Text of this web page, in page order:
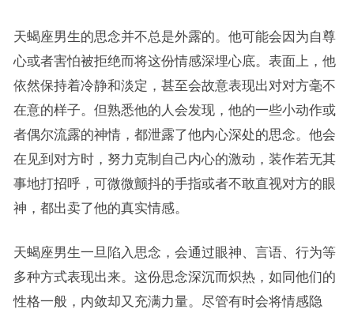
天蝎座男生的思念并不总是外露的。他可能会因为自尊
心或者害怕被拒绝而将这份情感深埋心底。表面上，他
依然保持着冷静和淡定，甚至会故意表现出对对方毫不
在意的样子。但熟悉他的人会发现，他的一些小动作或
者偶尔流露的神情，都泄露了他内心深处的思念。他会
在见到对方时，努力克制自己内心的激动，装作若无其
事地打招呼，可微微颤抖的手指或者不敢直视对方的眼
神，都出卖了他的真实情感。
天蝎座男生一旦陷入思念，会通过眼神、言语、行为等
多种方式表现出来。这份思念深沉而炽热，如同他们的
性格一般，内敛却又充满力量。尽管有时会将情感隐